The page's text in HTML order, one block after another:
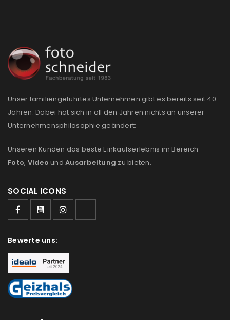
Unser familiengeführtes Unternehmen gibt es bereits seit 40
Jahren. Dabei hat sich in all den Jahren nichts an unserer
Unternehmensphilosophie geändert:
Unseren Kunden das beste Einkaufserlebnis im Bereich
Foto, Video und Ausarbeitung zu bieten.
SOCIAL ICONS
Bewerte uns: